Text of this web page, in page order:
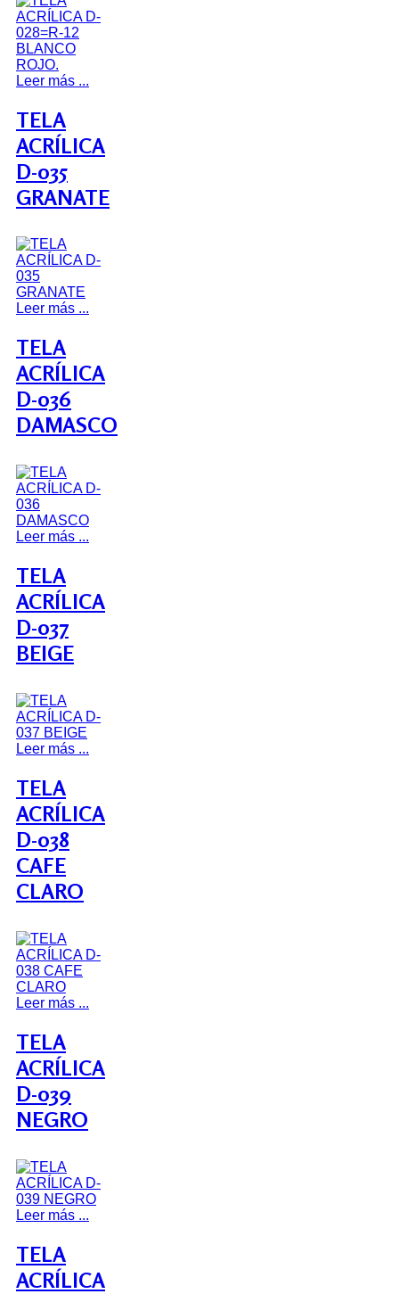
Leer más ...
TELA
ACRÍLICA
D-035
GRANATE
Leer más ...
TELA
ACRÍLICA
D-036
DAMASCO
Leer más ...
TELA
ACRÍLICA
D-037
BEIGE
Leer más ...
TELA
ACRÍLICA
D-038
CAFE
CLARO
Leer más ...
TELA
ACRÍLICA
D-039
NEGRO
Leer más ...
TELA
ACRÍLICA